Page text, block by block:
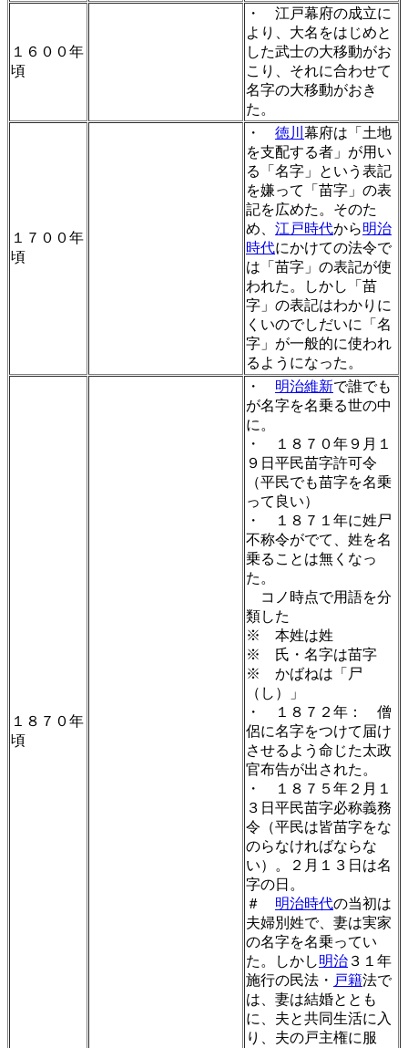
１６００年
頃
・ 江戸幕府の成立に
より、大名をはじめと
した武士の大移動がお
こり、それに合わせて
名字の大移動がおき
た。
１７００年
頃
・ 徳川 幕府は「土地
を支配する者」が用い
る「名字」という表記
を嫌って「苗字」の表
記を広めた。そのた
め、 江戸時代から明治
時代にかけての法令で
は「苗字」の表記が使
われた。しかし「苗
字」の表記はわかりに
くいのでしだいに「名
字」が一般的に使われ
るようになった。
１８７０年
頃
・ 明治維新で誰でも
が名字を名乗る世の中
に。
・ １８７０年９月１
９日平民苗字許可令
（平民でも苗字を名乗
って良い）
・ １８７１年に姓尸
不称令がでて、姓を名
乗ることは無くなっ
た。
コノ時点で用語を分
類した
※ 本姓は姓
※ 氏・名字は苗字
※ かばねは「尸
（し）」
・ １８７２年： 僧
侶に名字をつけて届け
させるよう命じた太政
官布告が出された。
・ １８７５年２月１
３日平民苗字必称義務
令（平民は皆苗字をな
のらなければならな
い）。２月１３日は名
字の日。
＃ 明治時代の当初は
夫婦別姓で、妻は実家
の名字を名乗ってい
た。しかし明治 ３１年
施行の民法・ 戸籍法で
は、妻は結婚ととも
に、夫と共同生活に入
り、夫の戸主権に服